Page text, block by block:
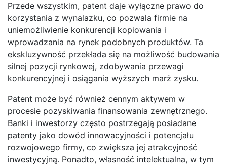
Przede wszystkim, patent daje wyłączne prawo do
korzystania z wynalazku, co pozwala firmie na
uniemożliwienie konkurencji kopiowania i
wprowadzania na rynek podobnych produktów. Ta
ekskluzywność przekłada się na możliwość budowania
silnej pozycji rynkowej, zdobywania przewagi
konkurencyjnej i osiągania wyższych marż zysku.
Patent może być również cennym aktywem w
procesie pozyskiwania finansowania zewnętrznego.
Banki i inwestorzy często postrzegają posiadane
patenty jako dowód innowacyjności i potencjału
rozwojowego firmy, co zwiększa jej atrakcyjność
inwestycyjną. Ponadto, własność intelektualna, w tym